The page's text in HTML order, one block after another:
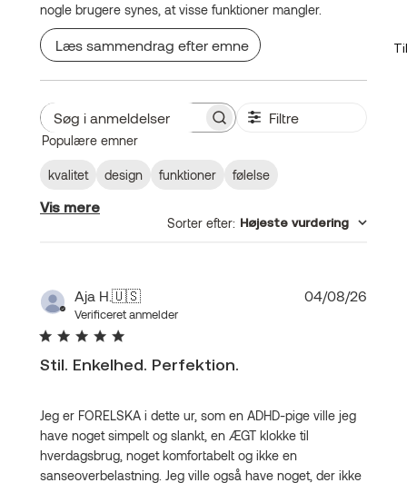
nogle brugere synes, at visse funktioner mangler.
Læs sammendrag efter emne
Søg
i
Filtre
Populære emner
kvalitet design funktioner følelse
Vis mere
Sorter efter: Højeste vurdering
Aja H.🇺🇸
Verificeret anmelder
Stil. Enkelhed. Perfektion.
Jeg er FORELSKA i dette ur, som en ADHD-pige ville jeg
have noget simpelt og slankt, en ÆGT klokke til
hverdagsbrug, noget komfortabelt og ikke en
sanseoverbelastning. Jeg ville også have noget, der ikke
04/08/26